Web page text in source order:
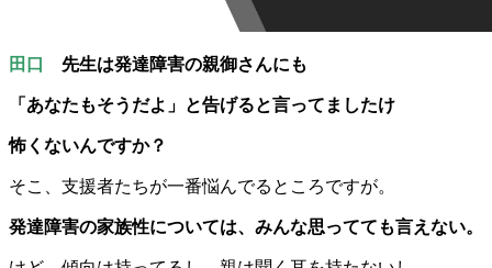
田口 先生は発達障害の親御さんにも
「あなたもそうだよ」と告げると言ってましたけ
怖くないんですか？
そこ、支援者たちが一番悩んでるところですが。
発達障害の家族性については、みんな思ってても言えない。